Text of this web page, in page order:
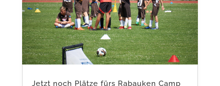
Jetzt noch Plätze fürs Rabauken Camp